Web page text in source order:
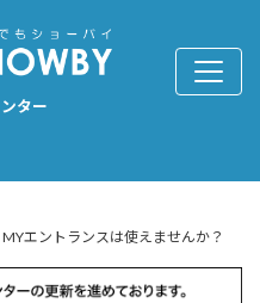
ター
エントランスは使えませんか？